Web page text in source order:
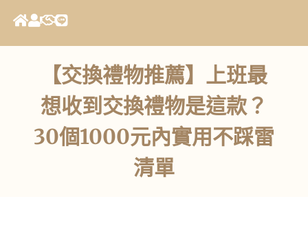
【交換禮物推薦】上班最
想收到交換禮物是這款？
30個1000元內實用不踩雷
清單